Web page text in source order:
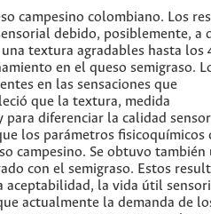
campesino colombiano. Los
debido, posiblemente, a
textura agradables hasta los
en el queso semigraso.
en las sensaciones que
que la textura, medida
diferenciar la calidad
los parámetros fisicoquímicos
campesino. Se obtuvo también
con el semigraso. Estos
aceptabilidad, la vida útil
actualmente la demanda de